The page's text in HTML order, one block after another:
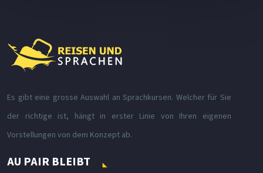
Es gibt eine grosse Auswahl an Sprachkursen. Welcher für Sie
der richtige ist, hängt in erster Linie von Ihren eigenen
Vorstellungen von dem Konzept ab.
AU PAIR BLEIBT